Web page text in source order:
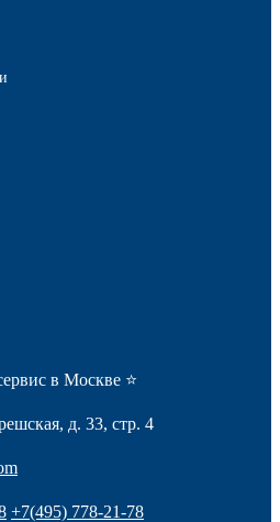
д. 33, стр. 4
+7(495) 778-21-78